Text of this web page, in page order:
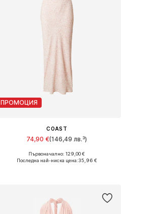
ПРОМОЦИЯ
COAST
74,90 €(146,49 лв.³)
Налични размери: 40, 42
Първоначално: 129,00 €
Последна най-ниска цена:35,96 €